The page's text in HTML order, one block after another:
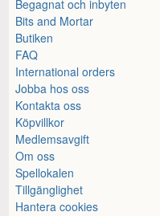
Begagnat och inbyten
Bits and Mortar
Butiken
FAQ
International orders
Jobba hos oss
Kontakta oss
Köpvillkor
Medlemsavgift
Om oss
Spellokalen
Tillgänglighet
Hantera cookies